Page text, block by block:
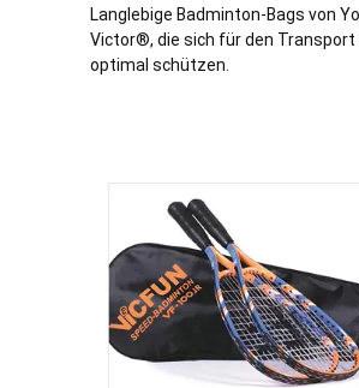
Langlebige Badminton-Bags von
Victor®, die sich für den Transport
optimal schützen.